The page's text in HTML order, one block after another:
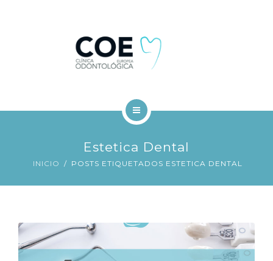
FINANCIACIÓN
TRATAMIENTOS DENTALES
BLOG
Estetica Dental
INICIO POSTS ETIQUETADOS ESTETICA DENTAL